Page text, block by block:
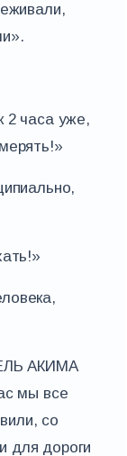
2 часа уже,
АКИМА
мы все
со
для дороги